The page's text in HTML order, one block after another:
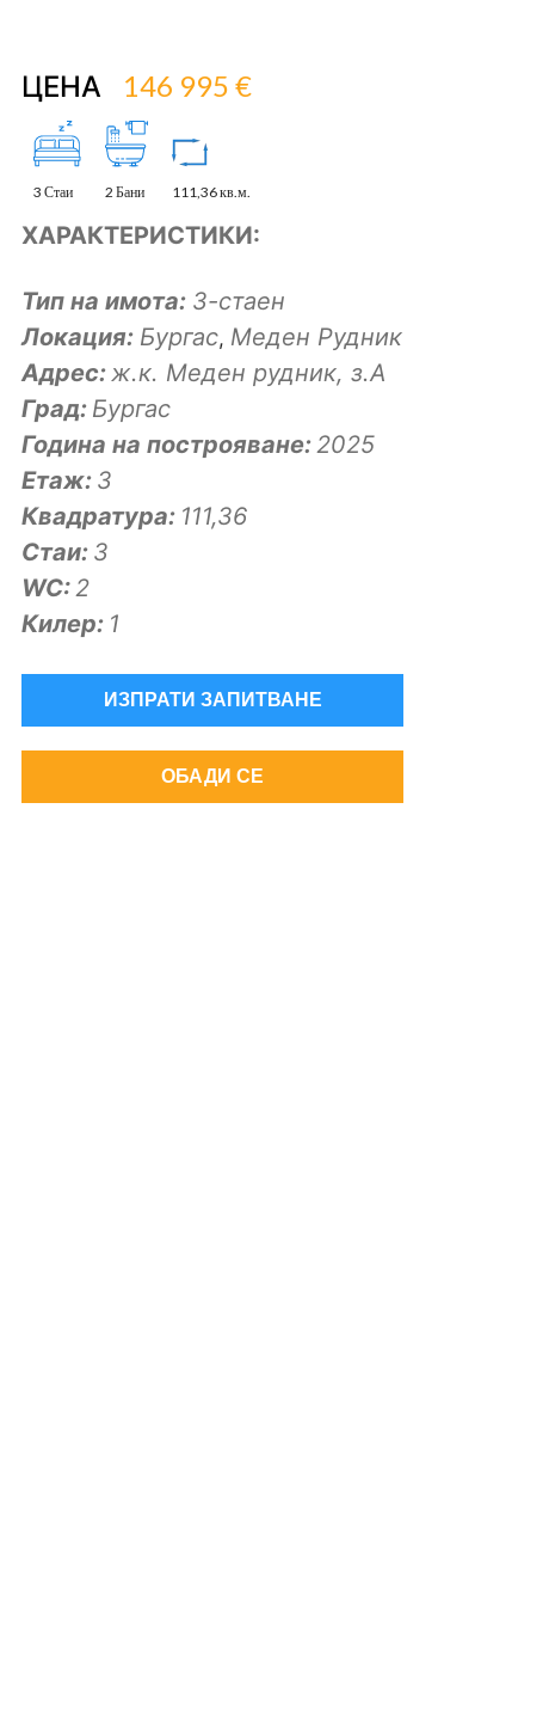
ЦЕНА 146 995 €
3 Стаи 2 Бани 111,36 кв.м.
ХАРАКТЕРИСТИКИ:
Тип на имота: 3-стаен
Локация: Бургас, Меден Рудник
Адрес:ж.к. Меден рудник, з.А
Град: Бургас
Година на построяване:2025
Eтаж: 3
Квадратура: 111,36
Стаи: 3
WC:2
Килер: 1
ИЗПРАТИ ЗАПИТВАНЕ
ОБАДИ СЕ